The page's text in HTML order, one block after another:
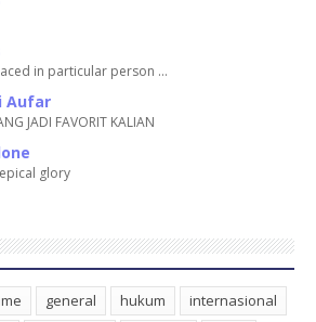
in particular person …
Aufar
JADI FAVORIT KALIAN
glory
general hukum
internasional